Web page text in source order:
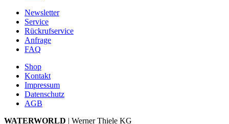
Newsletter
Service
Rückrufservice
Anfrage
FAQ
Shop
Kontakt
Impressum
Datenschutz
AGB
WATERWORLD | Werner Thiele KG